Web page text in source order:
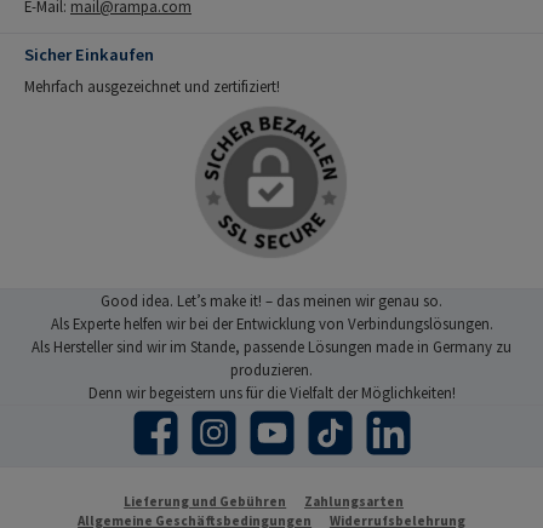
E-Mail: mail@rampa.com
Sicher Einkaufen
Mehrfach ausgezeichnet und zertifiziert!
Good idea. Let’s make it! – das meinen wir genau so.
Als Experte helfen wir bei der Entwicklung von Verbindungslösungen.
Als Hersteller sind wir im Stande, passende Lösungen made in Germany zu
produzieren.
Denn wir begeistern uns für die Vielfalt der Möglichkeiten!
Facebook Instagram YouTube TikTok LinkedIn
Lieferung und Gebühren
Zahlungsarten
Allgemeine Geschäftsbedingungen
Widerrufsbelehrung